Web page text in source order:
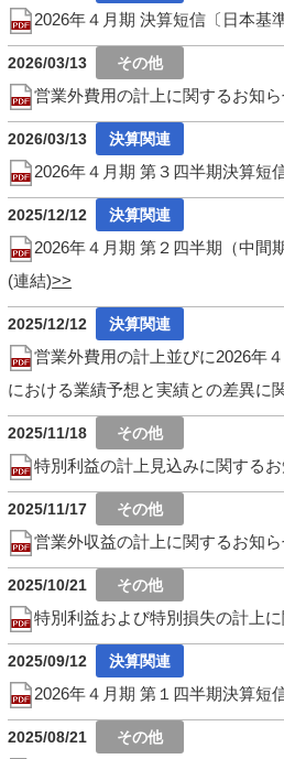
2026年４月期 決算短信〔日本基
2026/03/13
営業外費用の計上に関するお知
2026/03/13
2026年４月期 第３四半期決算短
2025/12/12
2026年４月期 第２四半期（中間
(連結)
2025/12/12
営業外費用の計上並びに2026年
における業績予想と実績との差異に
2025/11/18
特別利益の計上見込みに関する
2025/11/17
営業外収益の計上に関するお知
2025/10/21
特別利益および特別損失の計上
2025/09/12
2026年４月期 第１四半期決算短
2025/08/21